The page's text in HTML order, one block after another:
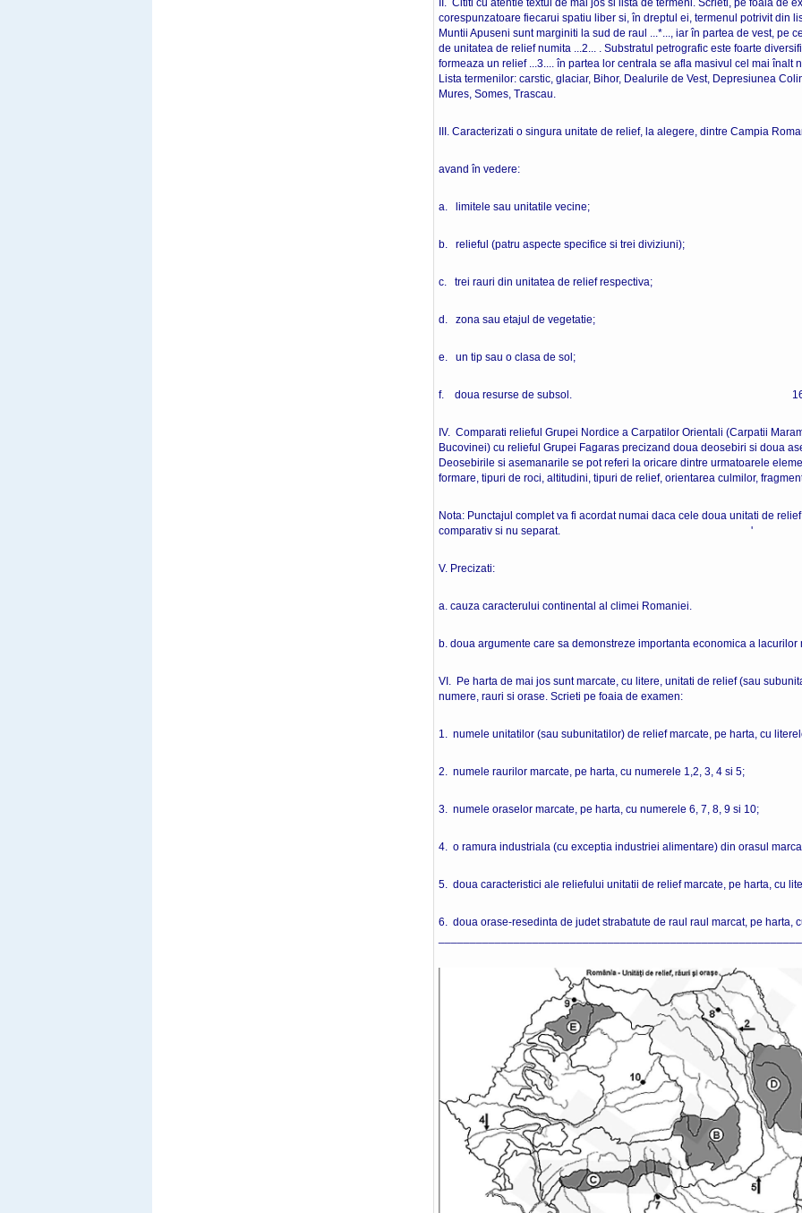
II. Cititi cu atentie textul de mai jos si lista de termeni. Scrieti, pe foaia de
corespunzatoare fiecarui spatiu liber si, în dreptul ei, termenul potrivit din
Muntii Apuseni sunt marginiti la sud de raul ...*..., iar în partea de vest, pe
de unitatea de relief numita ...2... . Substratul petrografic este foarte
formeaza un relief ...3.... în partea lor centrala se afla masivul cel mai înalt
Lista termenilor: carstic, glaciar, Bihor, Dealurile de Vest, Depresiunea
Mures, Somes, Trascau. 8
III. Caracterizati o singura unitate de relief, la alegere, dintre Campia
avand în vedere:
a. limitele sau unitatile vecine;
b. relieful (patru aspecte specifice si trei diviziuni);
c. trei rauri din unitatea de relief respectiva;
d. zona sau etajul de vegetatie;
e. un tip sau o clasa de sol;
f. doua resurse de subsol. 16
IV. Comparati relieful Grupei Nordice a Carpatilor Orientali (Carpatii
Bucovinei) cu relieful Grupei Fagaras precizand doua deosebiri si doua
Deosebirile si asemanarile se pot referi la oricare dintre urmatoarele
formare, tipuri de roci, altitudini, tipuri de relief, orientarea culmilor,
Nota: Punctajul complet va fi acordat numai daca cele doua unitati de
comparativ si nu separat. ' 8
V. Precizati:
a. cauza caracterului continental al climei
b. doua argumente care sa demonstreze importanta economica a lacurilor
VI. Pe harta de mai jos sunt marcate, cu litere, unitati de relief (sau
numere, rauri si orase. Scrieti pe foaia de examen:
1. numele unitatilor (sau subunitatilor) de relief marcate, pe harta, cu
2. numele raurilor marcate, pe harta, cu numerele 1,2, 3, 4 si 5;
3. numele oraselor marcate, pe harta, cu numerele 6, 7, 8, 9 si 10;
4. o ramura industriala (cu exceptia industriei alimentare) din orasul
5. doua caracteristici ale reliefului unitatii de relief marcate, pe harta, cu
6. doua orase-resedinta de judet strabatute de raul raul marcat, pe harta,